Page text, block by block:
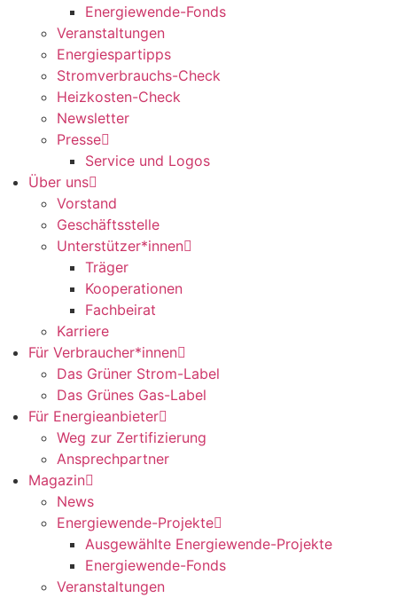
Energiewende-Fonds
Veranstaltungen
Energiespartipps
Stromverbrauchs-Check
Heizkosten-Check
Newsletter
Presse
Service und Logos
Über uns
Vorstand
Geschäftsstelle
Unterstützer*innen
Träger
Kooperationen
Fachbeirat
Karriere
Für Verbraucher*innen
Das Grüner Strom-Label
Das Grünes Gas-Label
Für Energieanbieter
Weg zur Zertifizierung
Ansprechpartner
Magazin
News
Energiewende-Projekte
Ausgewählte Energiewende-Projekte
Energiewende-Fonds
Veranstaltungen